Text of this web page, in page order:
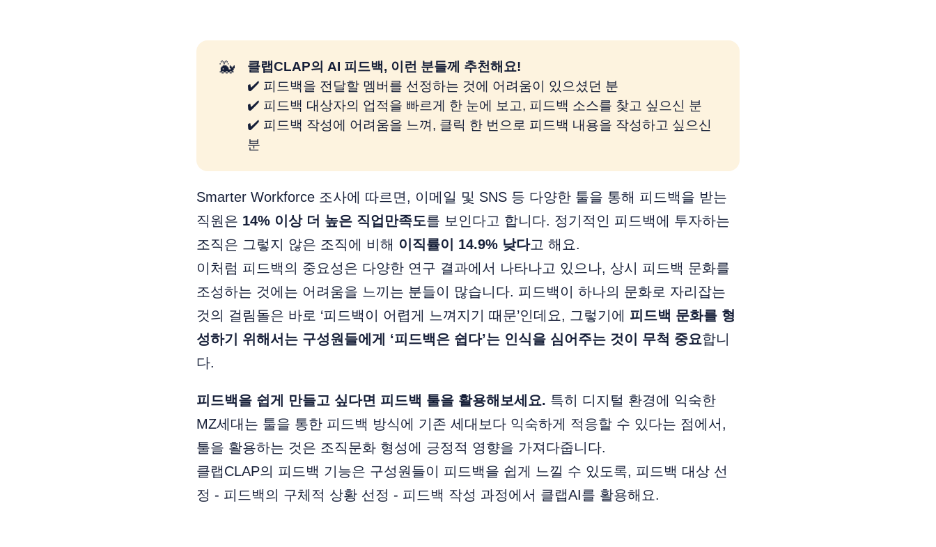
🐳
클랩CLAP의 AI 피드백, 이런 분들께 추천해요!
✔️ 피드백을 전달할 멤버를 선정하는 것에 어려움이 있으셨던 분
✔️ 피드백 대상자의 업적을 빠르게 한 눈에 보고, 피드백 소스를 찾고 싶으신 분
✔️ 피드백 작성에 어려움을 느껴, 클릭 한 번으로 피드백 내용을 작성하고 싶으신
분
Smarter Workforce 조사에 따르면, 이메일 및 SNS 등 다양한 툴을 통해 피드백을 받는
직원은 14% 이상 더 높은 직업만족도를 보인다고 합니다. 정기적인 피드백에 투자하는
조직은 그렇지 않은 조직에 비해 이직률이 14.9% 낮다고 해요.
이처럼 피드백의 중요성은 다양한 연구 결과에서 나타나고 있으나, 상시 피드백 문화를
조성하는 것에는 어려움을 느끼는 분들이 많습니다. 피드백이 하나의 문화로 자리잡는
것의 걸림돌은 바로 ‘피드백이 어렵게 느껴지기 때문’인데요, 그렇기에 피드백 문화를 형
성하기 위해서는 구성원들에게 ‘피드백은 쉽다’는 인식을 심어주는 것이 무척 중요합니
다.
피드백을 쉽게 만들고 싶다면 피드백 툴을 활용해보세요. 특히 디지털 환경에 익숙한
MZ세대는 툴을 통한 피드백 방식에 기존 세대보다 익숙하게 적응할 수 있다는 점에서,
툴을 활용하는 것은 조직문화 형성에 긍정적 영향을 가져다줍니다.
클랩CLAP의 피드백 기능은 구성원들이 피드백을 쉽게 느낄 수 있도록, 피드백 대상 선
정 - 피드백의 구체적 상황 선정 - 피드백 작성 과정에서 클랩AI를 활용해요.